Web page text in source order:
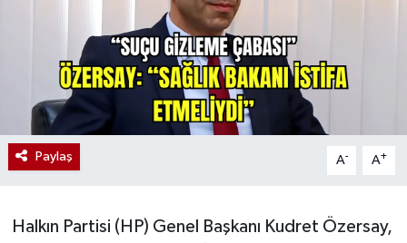
Paylaş A- A+
Halkın Partisi (HP) Genel Başkanı Kudret Özersay,